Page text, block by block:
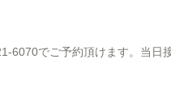
でご予約頂けます。当日